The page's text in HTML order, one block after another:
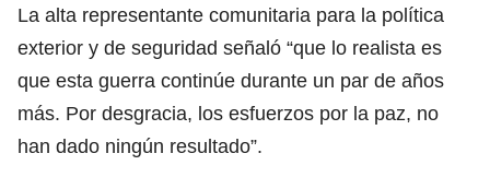
La alta representante comunitaria para la política
exterior y de seguridad señaló “que lo realista es
que esta guerra continúe durante un par de años
más. Por desgracia, los esfuerzos por la paz, no
han dado ningún resultado”.